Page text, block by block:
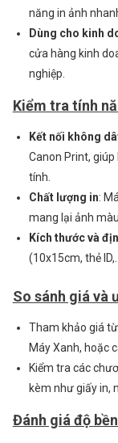
năng in ảnh
Dùng cho kinh
cửa hàng kinh
nghiệp.
Kiểm tra tính
Kết nối không
Canon Print,
tính.
Chất lượng in:
mang lại ảnh
Kích thước và
(10x15cm, thẻ
So sánh giá và
Tham khảo giá
Máy Xanh, hoặc
Kiểm tra các
kèm như giấy in,
Đánh giá độ